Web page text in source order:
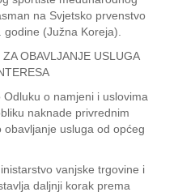
na Svjetsko prvenstvo
(Južna Koreja).
OBAVLJANJE USLUGA
o namjeni i uslovima
naknade privrednim
usluga od općeg
vanjske trgovine i
daljnji korak prema